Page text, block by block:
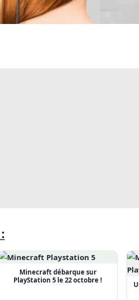
Minecraft débarque sur
PlayStation 5 le 22 octobre !